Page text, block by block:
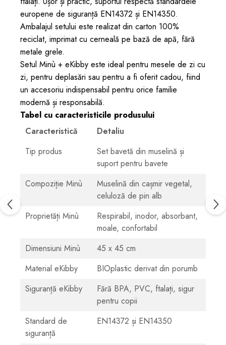
europene de siguranță EN14372 și EN14350.
Ambalajul setului este realizat din carton 100%
reciclat, imprimat cu cerneală pe bază de apă, fără
metale grele.
Setul Minù + eKibby este ideal pentru mesele de zi cu
zi, pentru deplasări sau pentru a fi oferit cadou, fiind
un accesoriu indispensabil pentru orice familie
modernă și responsabilă.
Tabel cu caracteristicile produsului
Caracteristică
Detaliu
Tip produs
Set bavetă din muselină și
suport pentru bavete
Compoziție Minù
Muselină din cașmir vegetal,
celuloză de pin alb
Proprietăți Minù
Respirabil, inodor, absorbant,
moale, confortabil
Dimensiuni Minù
45 x 45 cm
Material eKibby
BIOplastic derivat din porumb
Siguranță eKibby
Fără BPA, PVC, ftalați, sigur
pentru copii
Standard de
siguranță
EN14372 și EN14350